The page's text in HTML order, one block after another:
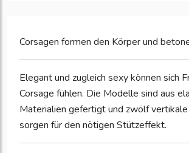
Corsagen formen den Körper und
Elegant und zugleich sexy können sich
Corsage fühlen. Die Modelle sind aus
Materialien gefertigt und zwölf
sorgen für den nötigen Stützeffekt.